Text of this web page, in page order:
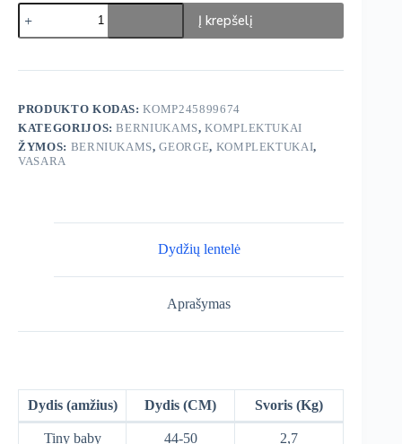
produkto
kiekis:
George
PATROLS
Į krepšelį
PRODUKTO KODAS:KOMP245899674
KATEGORIJOS:BERNIUKAMS,KOMPLEKTUKAI
ŽYMOS: BERNIUKAMS,GEORGE, KOMPLEKTUKAI,
VASARA
Dydžių lentelė
Aprašymas
Dydis (amžius) Dydis (CM) Svoris (Kg)
Tiny baby 44-50 2,7